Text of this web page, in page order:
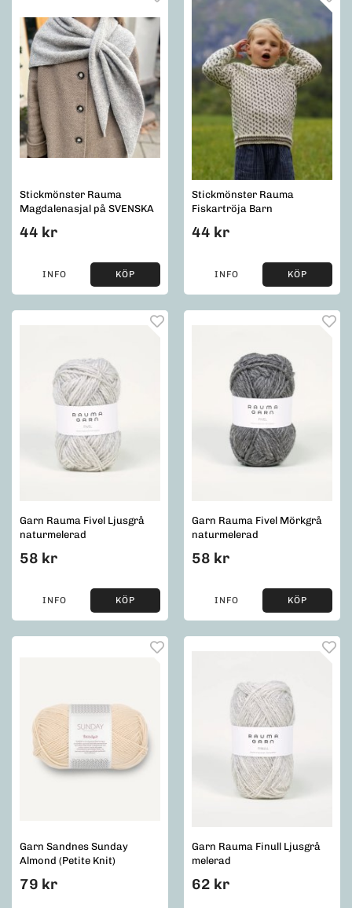
Stickmönster Rauma
Magdalenasjal på SVENSKA
44 kr
INFO KÖP
Stickmönster Rauma
Fiskartröja Barn
44 kr
INFO KÖP
Garn Rauma Fivel Ljusgrå
naturmelerad
58 kr
INFO KÖP
Garn Rauma Fivel Mörkgrå
naturmelerad
58 kr
INFO KÖP
Garn Sandnes Sunday
Almond (Petite Knit)
79 kr
Garn Rauma Finull Ljusgrå
melerad
62 kr